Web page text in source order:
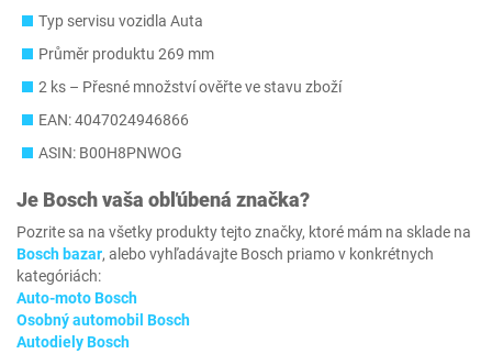
Typ servisu vozidla Auta
Průměr produktu 269 mm
2 ks – Přesné množství ověřte ve stavu zboží
EAN: 4047024946866
ASIN: B00H8PNWOG
Je Boschvaša obľúbená značka?
Pozrite sa na všetky produkty tejto značky, ktoré mám na sklade na
Bosch bazar, alebo vyhľadávajte Bosch priamo v konkrétnych
kategóriách:
Auto-moto Bosch
Osobný automobil Bosch
Autodiely Bosch